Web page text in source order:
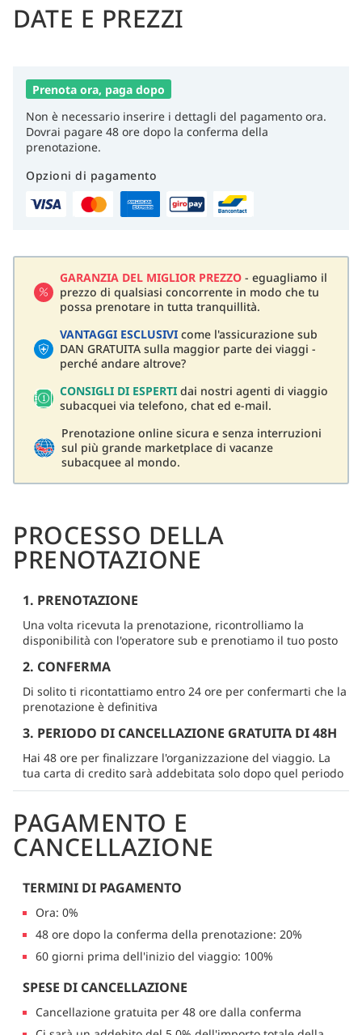
DATE E PREZZI
Prenota ora, paga dopo
Non è necessario inserire i dettagli del pagamento ora.
Dovrai pagare 48 ore dopo la conferma della
prenotazione.
Opzioni di pagamento
GARANZIA DEL MIGLIOR PREZZO - eguagliamo il
prezzo di qualsiasi concorrente in modo che tu
possa prenotare in tutta tranquillità.
VANTAGGI ESCLUSIVI come l'assicurazione sub
DAN GRATUITA sulla maggior parte dei viaggi -
perché andare altrove?
CONSIGLI DI ESPERTI dai nostri agenti di viaggio
subacquei via telefono, chat ed e-mail.
Prenotazione online sicura e senza interruzioni
sul più grande marketplace di vacanze
subacquee al mondo.
PROCESSO DELLA
PRENOTAZIONE
1. PRENOTAZIONE
Una volta ricevuta la prenotazione, ricontrolliamo la
disponibilità con l'operatore sub e prenotiamo il tuo posto
2. CONFERMA
Di solito ti ricontattiamo entro 24 ore per confermarti che la
prenotazione è definitiva
3. PERIODO DI CANCELLAZIONE GRATUITA DI 48H
Hai 48 ore per finalizzare l'organizzazione del viaggio. La
tua carta di credito sarà addebitata solo dopo quel periodo
PAGAMENTO E
CANCELLAZIONE
TERMINI DI PAGAMENTO
Ora: 0%
48 ore dopo la conferma della prenotazione: 20%
60 giorni prima dell'inizio del viaggio: 100%
SPESE DI CANCELLAZIONE
Cancellazione gratuita per 48 ore dalla conferma